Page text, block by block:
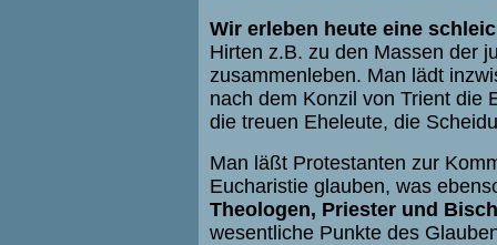
Wir erleben heute eine
Hirten z.B. zu den Massen der
zusammenleben. Man lädt
nach dem Konzil von Trient die
die treuen Eheleute, die
Man läßt Protestanten zur
Eucharistie glauben, was
Theologen, Priester und
wesentliche Punkte des